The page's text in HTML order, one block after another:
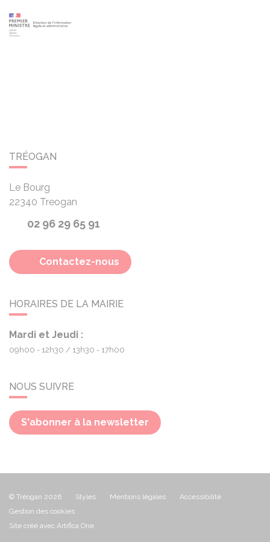
TRÉOGAN
Le Bourg
22340 Treogan
02 96 29 65 91
Contactez-nous
HORAIRES DE LA MAIRIE
Mardi et Jeudi :
09h00 - 12h30 13h30 - 17h00
NOUS SUIVRE
S'abonner à la newsletter
© Tréogan 2026 Styles Mentions légales
Accessibilité
Gestion des cookies
Site créé avec Artifica One